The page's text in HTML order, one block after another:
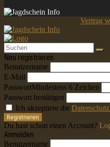
Vertrag
Neu registrieren
Benutzername
E-Mail
PasswortMindestens 6 Zeichen
Passwort bestätigen
Ich akzeptiere die
Registrieren
Du hast schon einen Account?
Anmelden
Benutzername